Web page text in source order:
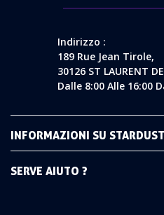
Indirizzo :
189 Rue Jean Tirole,
30126 ST LAURENT
Dalle 8:00 Alle 16:00
INFORMAZIONI SU
SERVE AIUTO ?